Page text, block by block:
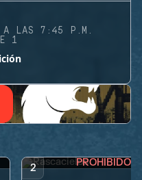
A LAS 7:45 P.M.
1
2 PROHIBIDO